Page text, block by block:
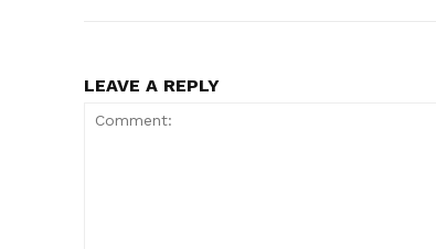
LEAVE A REPLY